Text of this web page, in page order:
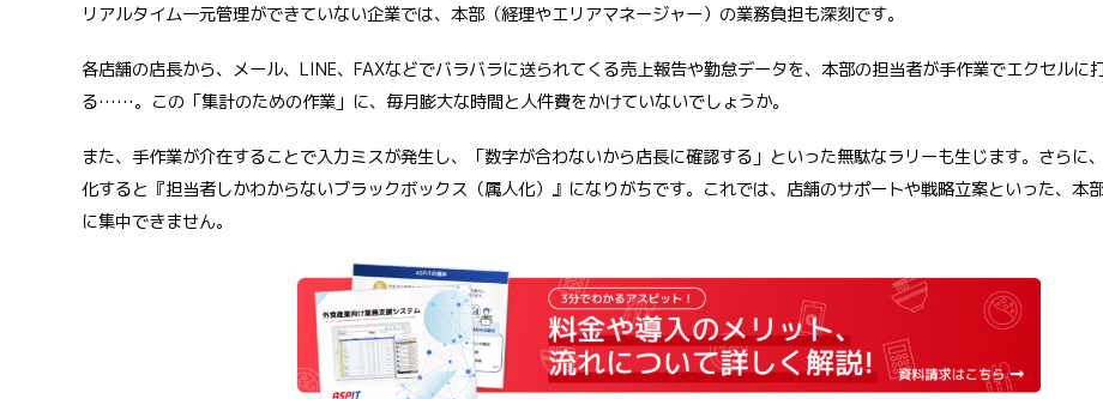
リアルタイム一元管理ができていない企業では、本部（経理やエリアマネージャー）の業務負担も深刻です。
各店舗の店長から、メール、LINE、FAXなどでバラバラに送られてくる売上報告や勤怠データを、本部の担当者が手作業でエクセルに
る……。この「集計のための作業」に、毎月膨大な時間と人件費をかけていないでしょうか。
また、手作業が介在することで入力ミスが発生し、「数字が合わないから店長に確認する」といった無駄なラリーも生じます。さらに
化すると『担当者しかわからないブラックボックス（属人化）』になりがちです。これでは、店舗のサポートや戦略立案といった、本
に集中できません。